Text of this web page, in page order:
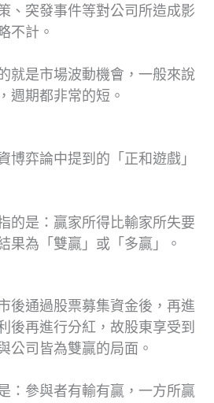
、突發事件等對公司所造成影
不計。
就是市場波動機會，一般來說
週期都非常的短。
博弈論中提到的「正和遊戲」
的是：贏家所得比輸家所失要
果為「雙贏」或「多贏」。
後通過股票募集資金後，再進
後再進行分紅，故股東享受到
公司皆為雙贏的局面。
：參與者有輸有贏，一方所贏